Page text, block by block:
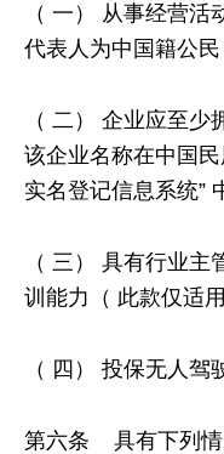
（ 一） 从事经营
代表人为中国籍公民
（ 二） 企业应至
该企业名称在中国
实名登记信息系统”
（ 三） 具有行业
训能力（ 此款仅适
（ 四） 投保无人驾
第六条 具有下列情